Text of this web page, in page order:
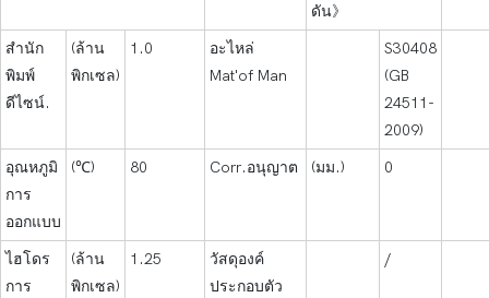
ดัน》
สำนัก
พิมพ์
ดีไซน์.
(ล้าน
พิกเซล)
1.0
อะไหล่
Mat'of Man
S30408
(GB
24511-
2009)
อุณหภูมิ
การ
ออกแบบ
(℃) 80 Corr.อนุญาต (มม.) 0
ไฮโดร
การ
(ล้าน
พิกเซล)
1.25
วัสดุองค์
ประกอบตัว
/